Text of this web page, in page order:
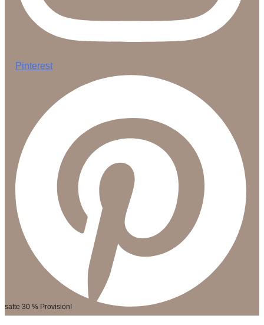
Pinterest
satte 30 % Provision!